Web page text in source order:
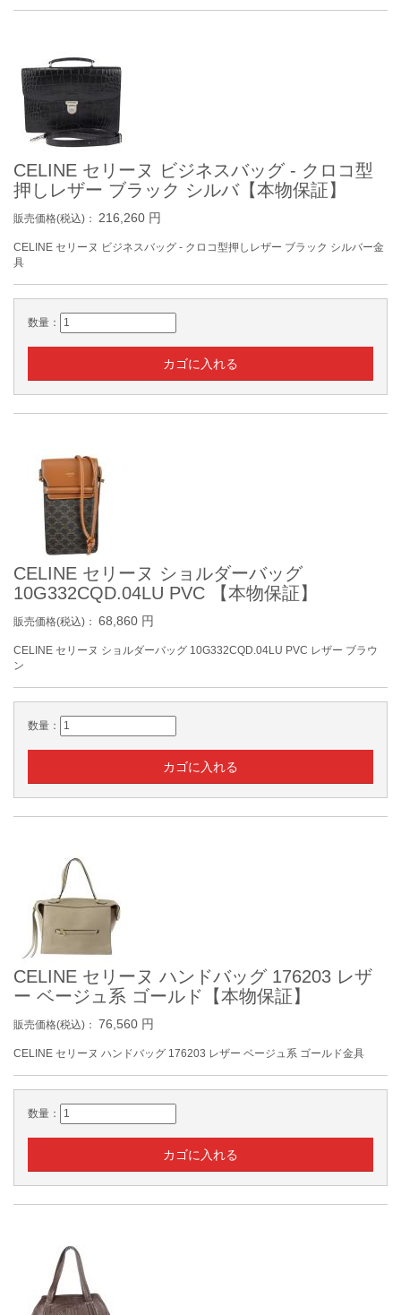
CELINE セリーヌ ビジネスバッグ - クロコ型
押しレザー ブラック シルバ【本物保証】
販売価格(税込)： 216,260 円
CELINE セリーヌ ビジネスバッグ - クロコ型押しレザー ブラック シルバー金
具
数量：
CELINE セリーヌ ショルダーバッグ
10G332CQD.04LU PVC 【本物保証】
販売価格(税込)： 68,860 円
CELINE セリーヌ ショルダーバッグ 10G332CQD.04LU PVC レザー ブラウ
ン
数量：
CELINE セリーヌ ハンドバッグ 176203 レザ
ー ベージュ系 ゴールド【本物保証】
販売価格(税込)： 76,560 円
CELINE セリーヌ ハンドバッグ 176203 レザー ベージュ系 ゴールド金具
数量：